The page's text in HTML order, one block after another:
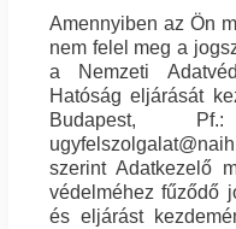
Amennyiben az Ön
nem felel meg a
a Nemzeti
Hatóság eljárását
Budapest,
szerint Adatkezelő
védelméhez fűződő
és eljárást